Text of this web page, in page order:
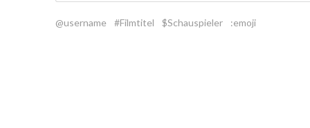
@username #Filmtitel $Schauspieler :emoji